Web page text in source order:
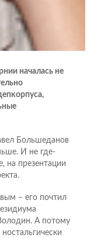
началась не
Большеданов
И не где-
на презентации
– его почтил
А потому